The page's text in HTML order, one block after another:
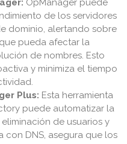
OpManager puede
de los servidores
dominio, alertando sobre
pueda afectar la
de nombres. Esto
y minimiza el tiempo
Plus: Esta herramienta
puede automatizar la
de usuarios y
con DNS, asegura que los